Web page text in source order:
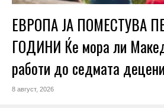
ЕВРОПА ЈА ПОМЕСТУВА
ГОДИНИ Ќе мора ли
работи до седмата
8 август, 2026